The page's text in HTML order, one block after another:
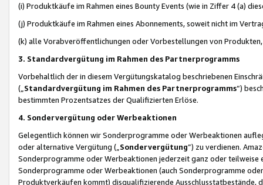
(i) Produktkäufe im Rahmen eines Bounty Events (wie in Ziffer 4 (a)
(j) Produktkäufe im Rahmen eines Abonnements, soweit nicht im
(k) alle Vorabveröffentlichungen oder Vorbestellungen von
3. Standardvergütung im Rahmen des Partnerprogramms
Vorbehaltlich der in diesem Vergütungskatalog beschriebenen
(„ Standardvergütung im Rahmen des Partnerprogramms“)
bestimmten Prozentsatzes der Qualifizierten Erlöse.
4. Sondervergütung oder Werbeaktionen
Gelegentlich können wir Sonderprogramme oder Werbeaktionen
oder alternative Vergütung („ Sondervergütung”) zu verdienen.
Sonderprogramme oder Werbeaktionen jederzeit ganz oder
Sonderprogramme oder Werbeaktionen (auch Sonderprogramme
Produktverkäufen kommt) disqualifizierende Ausschlusstatbestände,